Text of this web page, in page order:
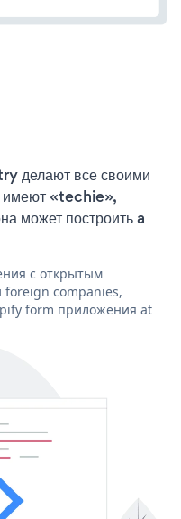
делают все своими
«techie»,
может построить a
с открытым
companies,
form приложения at